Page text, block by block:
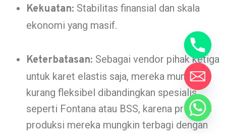
Kekuatan: Stabilitas finansial dan skala
ekonomi yang masif.
Keterbatasan: Sebagai vendor pihak ketiga
untuk karet elastis saja, mereka mungkin
kurang fleksibel dibandingkan spesialis
seperti Fontana atau BSS, karena prioritas
produksi mereka mungkin terbagi dengan